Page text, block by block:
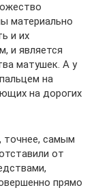
материально
и их
и является
матушек. А у
на
на дорогих
точнее, самым
от
прямо